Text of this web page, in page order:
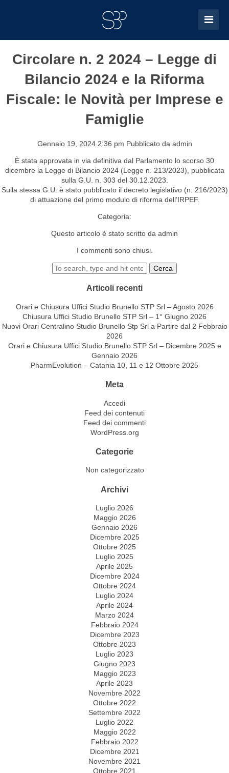
Circolare n. 2 2024 – Legge di
Bilancio 2024 e la Riforma
Fiscale: le Novità per Imprese e
Famiglie
Gennaio 19, 2024 2:36 pm Pubblicato da admin
È stata approvata in via definitiva dal Parlamento lo scorso 30
dicembre la Legge di Bilancio 2024 (Legge n. 213/2023), pubblicata
sulla G.U. n. 303 del 30.12.2023.
Sulla stessa G.U. è stato pubblicato il decreto legislativo (n. 216/2023)
di attuazione del primo modulo di riforma dell’IRPEF.
Categoria:
Questo articolo è stato scritto da admin
I commenti sono chiusi.
Cerca
Articoli recenti
Orari e Chiusura Uffici Studio Brunello STP Srl – Agosto 2026
Chiusura Uffici Studio Brunello STP Srl – 1° Giugno 2026
Nuovi Orari Centralino Studio Brunello Stp Srl a Partire dal 2 Febbraio
2026
Orari e Chiusura Uffici Studio Brunello STP Srl – Dicembre 2025 e
Gennaio 2026
PharmEvolution – Catania 10, 11 e 12 Ottobre 2025
Meta
Accedi
Feed dei contenuti
Feed dei commenti
WordPress.org
Categorie
Non categorizzato
Archivi
Luglio 2026
Maggio 2026
Gennaio 2026
Dicembre 2025
Ottobre 2025
Luglio 2025
Aprile 2025
Dicembre 2024
Ottobre 2024
Luglio 2024
Aprile 2024
Marzo 2024
Febbraio 2024
Dicembre 2023
Ottobre 2023
Luglio 2023
Giugno 2023
Maggio 2023
Aprile 2023
Novembre 2022
Ottobre 2022
Settembre 2022
Luglio 2022
Maggio 2022
Febbraio 2022
Dicembre 2021
Novembre 2021
Ottobre 2021